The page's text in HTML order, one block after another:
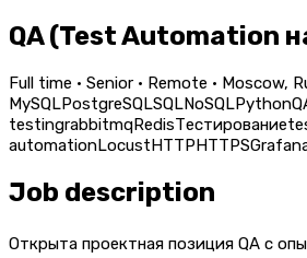
QA (Test Automation
Full time · Senior · Remote · Moscow,
MySQLPostgreSQLSQLNoSQLPython
testingrabbitmqRedisТестирование
automationLocustHTTPHTTPS
Job description
Открыта проектная позиция QA с